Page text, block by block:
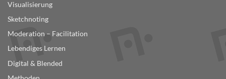
Visualisierung
Sketchnoting
Moderation – Facilitation
Lebendiges Lernen
Digital & Blended